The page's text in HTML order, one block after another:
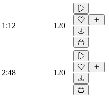
1:12 120
2:48 120